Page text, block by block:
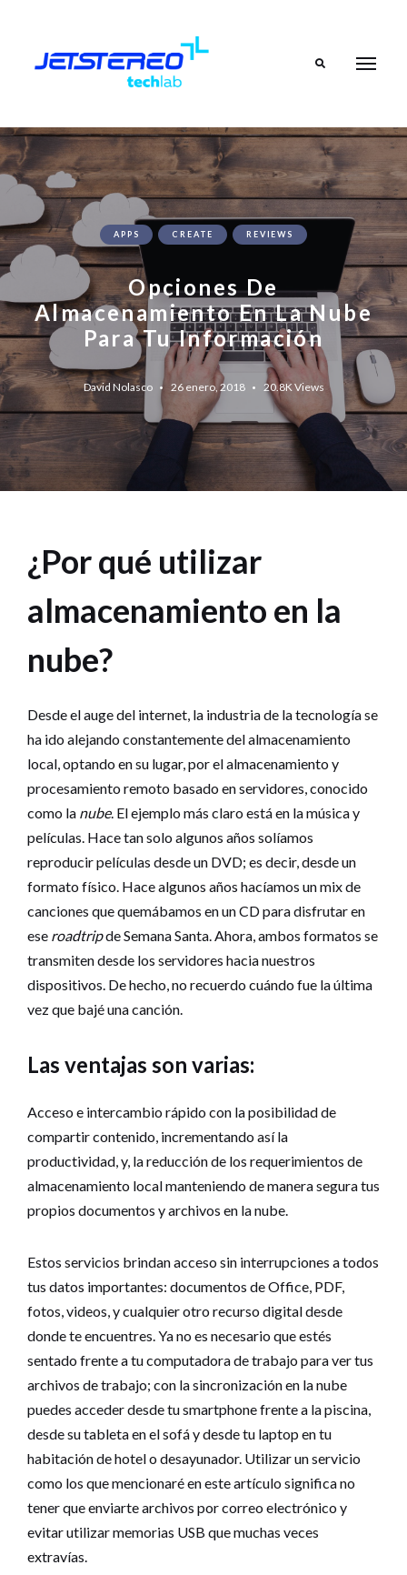
APPS CREATE REVIEWS
Opciones De
Almacenamiento En La Nube
Para Tu Información
David Nolasco 26 enero, 2018 20.8K Views
¿Por qué utilizar
almacenamiento en la
nube?
Desde el auge del internet, la industria de la tecnología se
ha ido alejando constantemente del almacenamiento
local, optando en su lugar, por el almacenamiento y
procesamiento remoto basado en servidores, conocido
como la nube. El ejemplo más claro está en la música y
películas. Hace tan solo algunos años solíamos
reproducir películas desde un DVD; es decir, desde un
formato físico. Hace algunos años hacíamos un mix de
canciones que quemábamos en un CD para disfrutar en
ese roadtripde Semana Santa. Ahora, ambos formatos se
transmiten desde los servidores hacia nuestros
dispositivos. De hecho, no recuerdo cuándo fue la última
vez que bajé una canción.
Las ventajas son varias:
Acceso e intercambio rápido con la posibilidad de
compartir contenido, incrementando así la
productividad, y, la reducción de los requerimientos de
almacenamiento local manteniendo de manera segura tus
propios documentos y archivos en la nube.
Estos servicios brindan acceso sin interrupciones a todos
tus datos importantes: documentos de Office, PDF,
fotos, videos, y cualquier otro recurso digital desde
donde te encuentres. Ya no es necesario que estés
sentado frente a tu computadora de trabajo para ver tus
archivos de trabajo; con la sincronización en la nube
puedes acceder desde tu smartphone frente a la piscina,
desde su tableta en el sofá y desde tu laptop en tu
habitación de hotel o desayunador. Utilizar un servicio
como los que mencionaré en este artículo significa no
tener que enviarte archivos por correo electrónico y
evitar utilizar memorias USB que muchas veces
extravías.